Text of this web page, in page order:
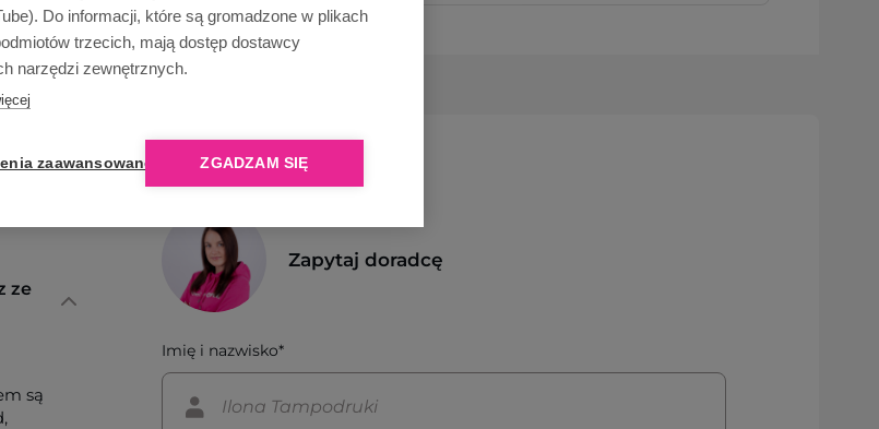
Do informacji, które są gromadzone w plikach
trzecich, mają dostęp dostawcy
narzędzi zewnętrznych.
zaawansowane ZGADZAM SIĘ
ze
są
Zapytaj doradcę
Imię i nazwisko*